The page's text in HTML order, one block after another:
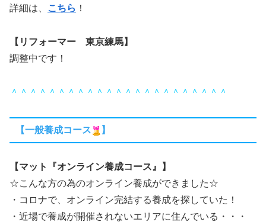
詳細は、
こちら ！
【リフォーマー 東京練馬】
調整中です！
＾＾＾＾＾＾＾＾＾＾＾＾＾＾＾＾＾＾＾＾＾＾＾
【一般養成コース 】
【マット『オンライン養成コース』】
☆こんな方の為のオンライン養成ができました☆
・コロナで、オンライン完結する養成を探していた！
・近場で養成が開催されないエリアに住んでいる・・・